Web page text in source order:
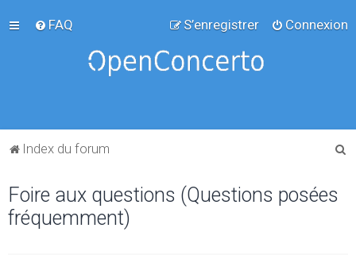
FAQ Connexion
S’enregistrer
Index du forum
Foire aux questions (Questions posées
fréquemment)